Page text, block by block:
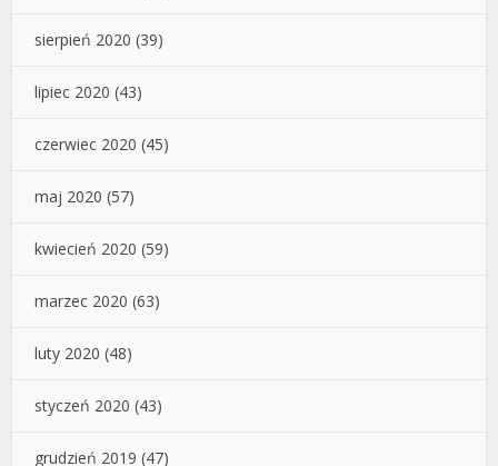
sierpień 2020 (39)
lipiec 2020 (43)
czerwiec 2020 (45)
maj 2020 (57)
kwiecień 2020 (59)
marzec 2020 (63)
luty 2020 (48)
styczeń 2020 (43)
grudzień 2019 (47)